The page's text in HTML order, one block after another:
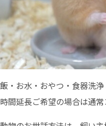
・お水・おやつ・食器洗
間延長ご希望の場合は通常